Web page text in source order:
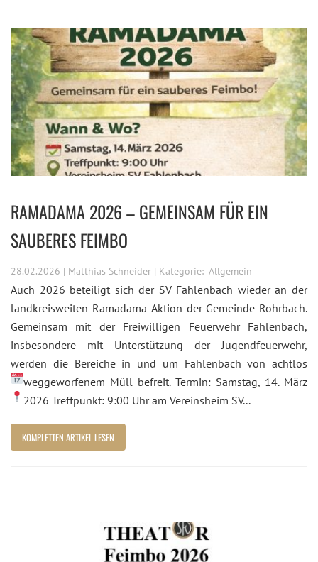
RAMADAMA 2026 – GEMEINSAM FÜR EIN
SAUBERES FEIMBO
28.02.2026 | Matthias Schneider | Kategorie: Allgemein
Auch 2026 beteiligt sich der SV Fahlenbach wieder an der
landkreisweiten Ramadama-Aktion der Gemeinde Rohrbach.
Gemeinsam mit der Freiwilligen Feuerwehr Fahlenbach,
insbesondere mit Unterstützung der Jugendfeuerwehr,
werden die Bereiche in und um Fahlenbach von achtlos
weggeworfenem Müll befreit.Termin: Samstag, 14. März
2026 Treffpunkt: 9:00 Uhr am Vereinsheim SV...
KOMPLETTEN ARTIKEL LESEN